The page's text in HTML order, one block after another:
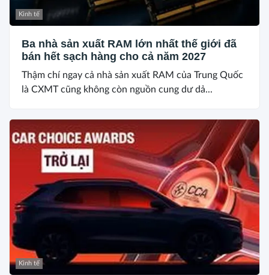
Kinh tế
Ba nhà sản xuất RAM lớn nhất thế giới đã
bán hết sạch hàng cho cả năm 2027
Thậm chí ngay cả nhà sản xuất RAM của Trung Quốc
là CXMT cũng không còn nguồn cung dư dả...
Kinh tế